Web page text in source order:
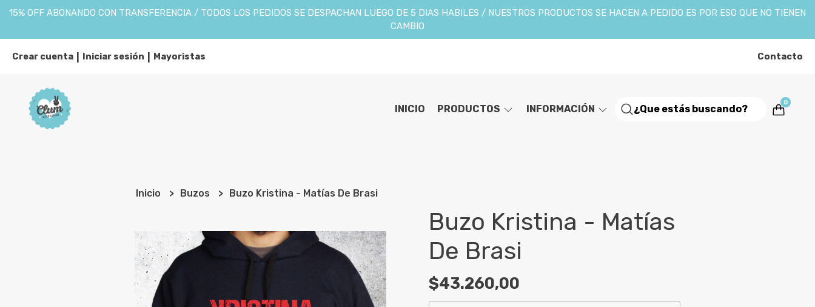
15% OFF ABONANDO CON TRANSFERENCIA / TODOS LOS PEDIDOS SE DESPACHAN LUEGO DE 5 DIAS HABILES / NUESTROS PRODUCTOS SE HACEN A PEDIDO ES POR ESO QUE NO TIENEN
CAMBIO
Crear cuenta Iniciar sesión Mayoristas Contacto
INICIO PRODUCTOS INFORMACIÓN
0
Inicio Buzos Buzo Kristina - Matías De Brasi
Buzo Kristina - Matías
De Brasi
$43.260,00